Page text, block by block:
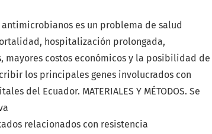
antimicrobianos es un problema de salud
hospitalización prolongada,
costos económicos y la posibilidad de
los principales genes involucrados con
del Ecuador. MATERIALES Y MÉTODOS. Se
relacionados con resistencia